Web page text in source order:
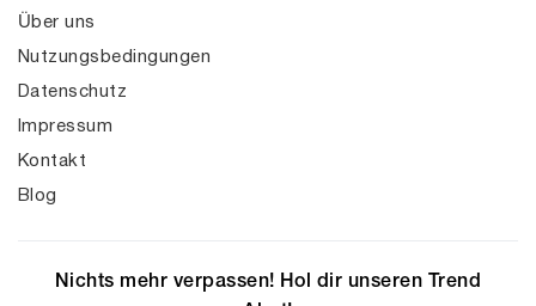
Über uns
Nutzungsbedingungen
Datenschutz
Impressum
Kontakt
Blog
Nichts mehr verpassen! Hol dir unseren Trend